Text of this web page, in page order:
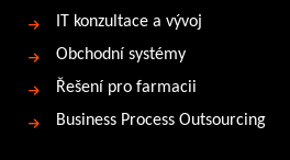
IT konzultace a vývoj
Obchodní systémy
Řešení pro farmacii
Business Process Outsourcing